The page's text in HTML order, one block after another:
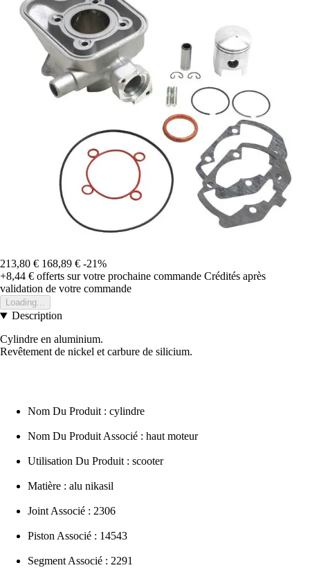
213,80 € 168,89 € -21%
+8,44 € offerts sur votre prochaine commande Crédités après
validation de votre commande
Loading...
Description
Cylindre en aluminium.
Revêtement de nickel et carbure de silicium.
Nom Du Produit : cylindre
Nom Du Produit Associé : haut moteur
Utilisation Du Produit : scooter
Matière : alu nikasil
Joint Associé : 2306
Piston Associé : 14543
Segment Associé : 2291